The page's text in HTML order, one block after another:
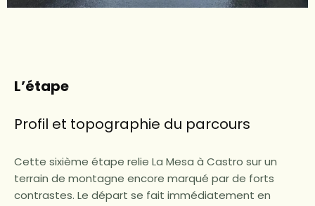
L’étape
Profil et topographie du parcours
Cette sixième étape relie La Mesa à Castro sur un
terrain de montagne encore marqué par de forts
contrastes. Le départ se fait immédiatement en